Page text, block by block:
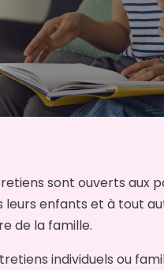
sont ouverts aux
leurs enfants et à tout
de la famille.
individuels ou